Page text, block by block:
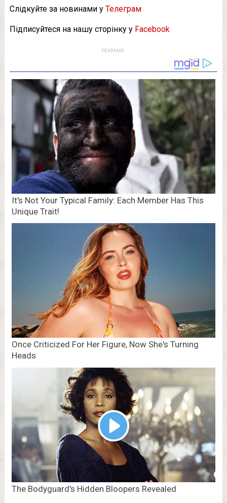
Слідкуйте за новинами у Телеграм
Підписуйтеся на нашу сторінку у Facebook
РЕКЛАМА: